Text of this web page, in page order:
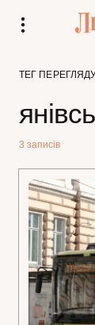
ТЕГ
3 записів